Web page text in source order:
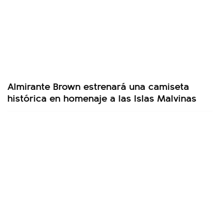
Almirante Brown estrenará una camiseta
histórica en homenaje a las Islas Malvinas